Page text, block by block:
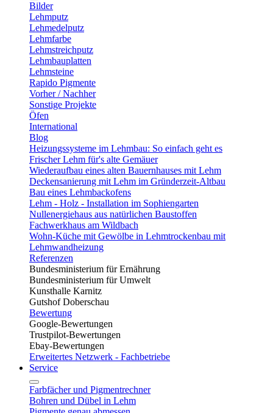
Bilder
Lehmputz
Lehmedelputz
Lehmfarbe
Lehmstreichputz
Lehmbauplatten
Lehmsteine
Rapido Pigmente
Vorher / Nachher
Sonstige Projekte
Öfen
International
Blog
Heizungssysteme im Lehmbau: So einfach geht es
Frischer Lehm für's alte Gemäuer
Wiederaufbau eines alten Bauernhauses mit Lehm
Deckensanierung mit Lehm im Gründerzeit-Altbau
Bau eines Lehmbackofens
Lehm - Holz - Installation im Sophiengarten
Nullenergiehaus aus natürlichen Baustoffen
Fachwerkhaus am Wildbach
Wohn-Küche mit Gewölbe in Lehmtrockenbau mit
Lehmwandheizung
Referenzen
Bundesministerium für Ernährung
Bundesministerium für Umwelt
Kunsthalle Karnitz
Gutshof Doberschau
Bewertung
Google-Bewertungen
Trustpilot-Bewertungen
Ebay-Bewertungen
Erweitertes Netzwerk - Fachbetriebe
Service
Farbfächer und Pigmentrechner
Bohren und Dübel in Lehm​